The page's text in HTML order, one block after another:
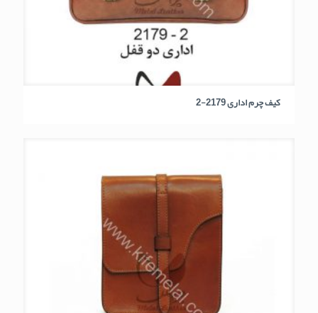
کیف چرم اداری 2179-2